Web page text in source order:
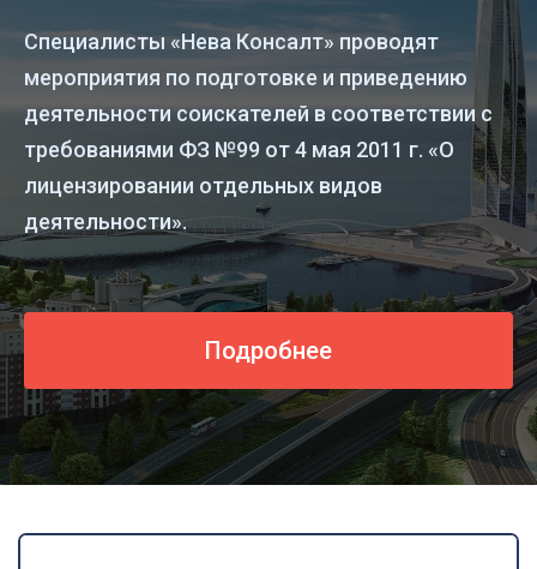
Специалисты «Нева Консалт» проводят
мероприятия по подготовке и приведению
деятельности соискателей в соответствии с
требованиями ФЗ №99 от 4 мая 2011 г. «О
лицензировании отдельных видов
деятельности».
Подробнее